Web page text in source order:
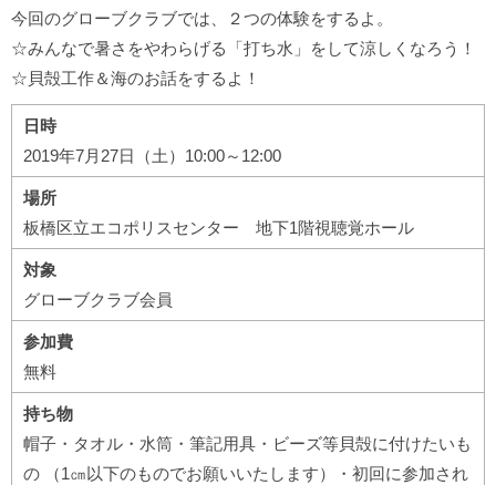
今回のグローブクラブでは、２つの体験をするよ。
☆みんなで暑さをやわらげる「打ち水」をして涼しくなろう！
☆貝殻工作＆海のお話をするよ！
日時
2019年7月27日（土）10:00～12:00
場所
板橋区立エコポリスセンター 地下1階視聴覚ホール
対象
グローブクラブ会員
参加費
無料
持ち物
帽子・タオル・水筒・筆記用具・ビーズ等貝殻に付けたいも
の （1㎝以下のものでお願いいたします）・初回に参加され